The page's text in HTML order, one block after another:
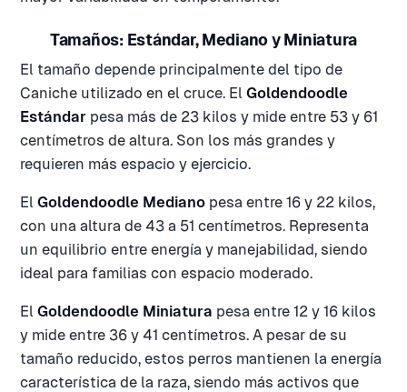
Tamaños: Estándar, Mediano y Miniatura
El tamaño depende principalmente del tipo de
Caniche utilizado en el cruce. El Goldendoodle
Estándar pesa más de 23 kilos y mide entre 53 y 61
centímetros de altura. Son los más grandes y
requieren más espacio y ejercicio.
El Goldendoodle Mediano pesa entre 16 y 22 kilos,
con una altura de 43 a 51 centímetros. Representa
un equilibrio entre energía y manejabilidad, siendo
ideal para familias con espacio moderado.
El Goldendoodle Miniatura pesa entre 12 y 16 kilos
y mide entre 36 y 41 centímetros. A pesar de su
tamaño reducido, estos perros mantienen la energía
característica de la raza, siendo más activos que